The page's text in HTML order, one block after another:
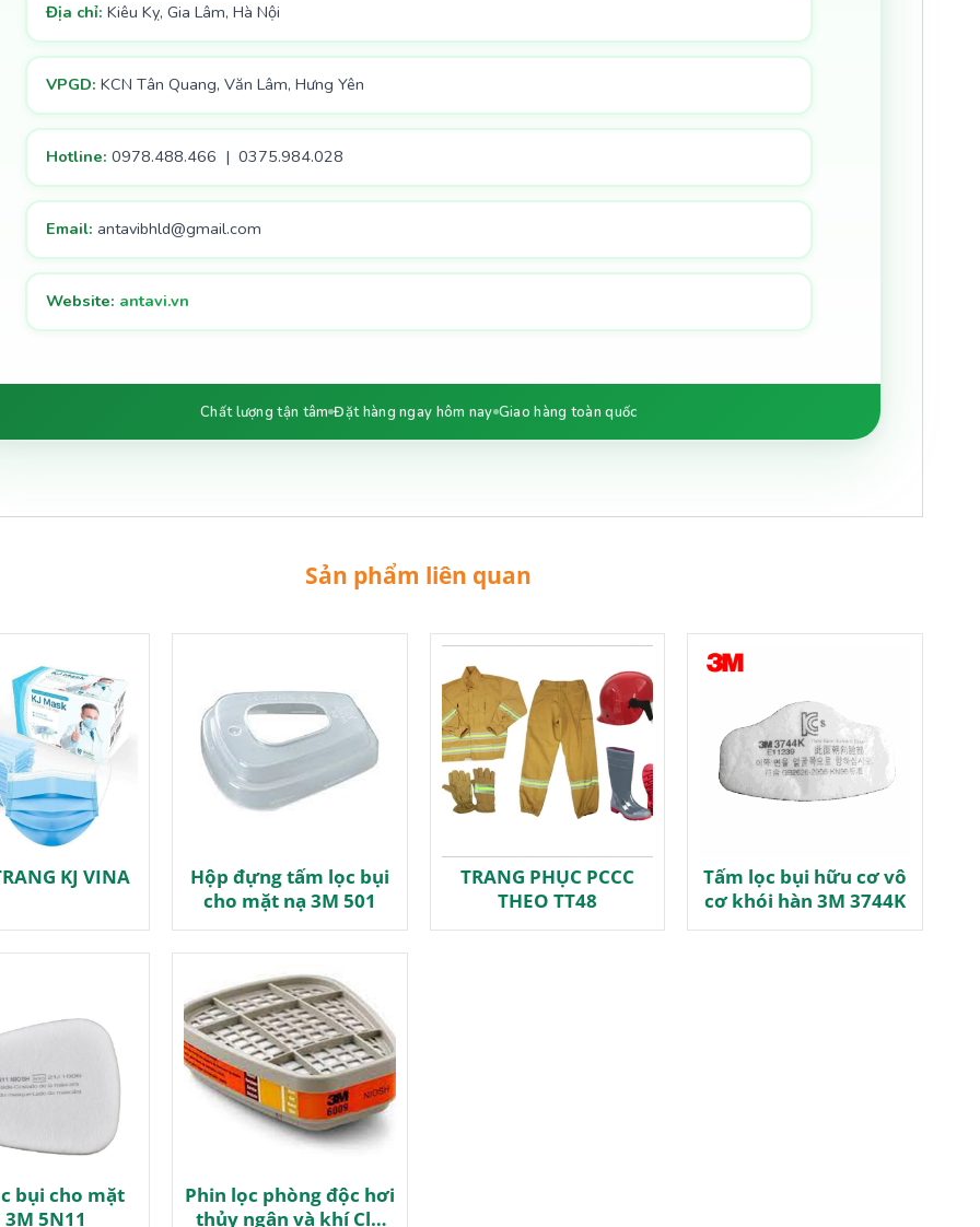
Địa chỉ: Kiêu Kỵ, Gia Lâm, Hà Nội
VPGD: KCN Tân Quang, Văn Lâm, Hưng Yên
Hotline: 0978.488.466 | 0375.984.028
Email: antavibhld@gmail.com
Website: antavi.vn
Chất lượng tận tâm Đặt hàng ngay hôm nay Giao hàng toàn quốc
Sản phẩm liên quan
KJ VINA
Hộp đựng tấm lọc bụi
cho mặt nạ 3M 501
TRANG PHỤC PCCC
THEO TT48
Tấm lọc bụi hữu cơ vô
cơ khói hàn 3M 3744K
bụi cho mặt
3M 5N11
Phin lọc phòng độc hơi
thủy ngân và khí Clo